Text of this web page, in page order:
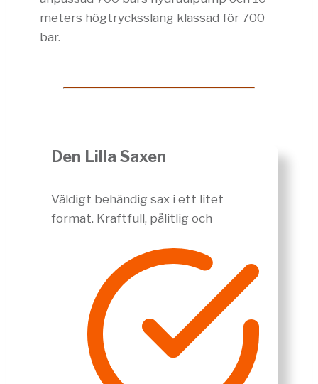
meters högtrycksslang klassad för 700
bar.
Den Lilla Saxen
Väldigt behändig sax i ett litet
format. Kraftfull, pålitlig och